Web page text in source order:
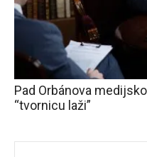
Pad Orbánova
“tvornicu laži”